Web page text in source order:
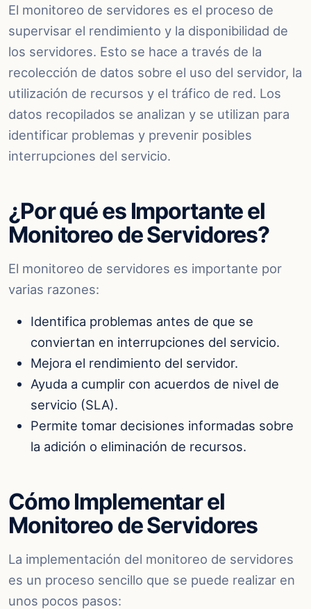
El monitoreo de servidores es el proceso de
supervisar el rendimiento y la disponibilidad de
los servidores. Esto se hace a través de la
recolección de datos sobre el uso del servidor, la
utilización de recursos y el tráfico de red. Los
datos recopilados se analizan y se utilizan para
identificar problemas y prevenir posibles
interrupciones del servicio.
¿Por qué es Importante el
Monitoreo de Servidores?
El monitoreo de servidores es importante por
varias razones:
Identifica problemas antes de que se
conviertan en interrupciones del servicio.
Mejora el rendimiento del servidor.
Ayuda a cumplir con acuerdos de nivel de
servicio (SLA).
Permite tomar decisiones informadas sobre
la adición o eliminación de recursos.
Cómo Implementar el
Monitoreo de Servidores
La implementación del monitoreo de servidores
es un proceso sencillo que se puede realizar en
unos pocos pasos: